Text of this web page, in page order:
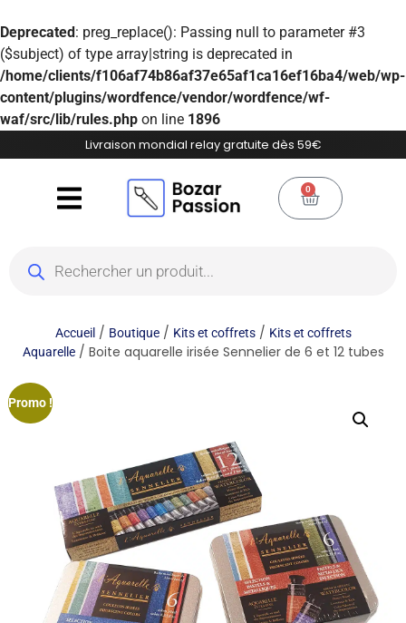
Deprecated: preg_replace(): Passing null to parameter #3
($subject) of type array|string is deprecated in
/home/clients/f106af74b86af37e65af1ca16ef16ba4/web/wp-
content/plugins/wordfence/vendor/wordfence/wf-
waf/src/lib/rules.php on line 1896
Livraison mondial relay gratuite dès 59€
0
Accueil/ Boutique/ Kits et coffrets/ Kits et coffrets
Aquarelle/ Boite aquarelle irisée Sennelier de 6 et 12 tubes
Promo !